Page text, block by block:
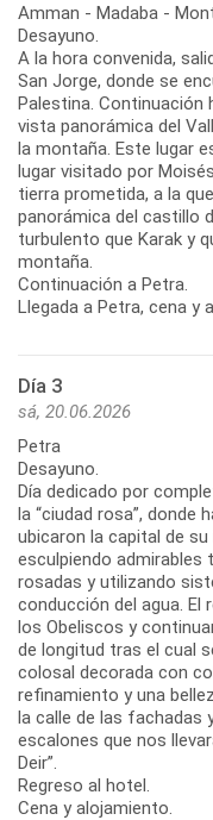
Amman - Madaba -
Desayuno.
A la hora convenida,
San Jorge, donde se
Palestina. Continuación
vista panorámica del
la montaña. Este lugar
lugar visitado por
tierra prometida, a la
panorámica del castillo
turbulento que Karak y
montaña.
Continuación a Petra.
Llegada a Petra, cena y
Día 3
sá, 20.06.2026
Petra
Desayuno.
Día dedicado por
la “ciudad rosa”, donde
ubicaron la capital de
esculpiendo
rosadas y utilizando
conducción del agua. El
los Obeliscos y
de longitud tras el cual
colosal decorada con
refinamiento y una
la calle de las fachadas
escalones que nos
Deir”.
Regreso al hotel.
Cena y alojamiento.